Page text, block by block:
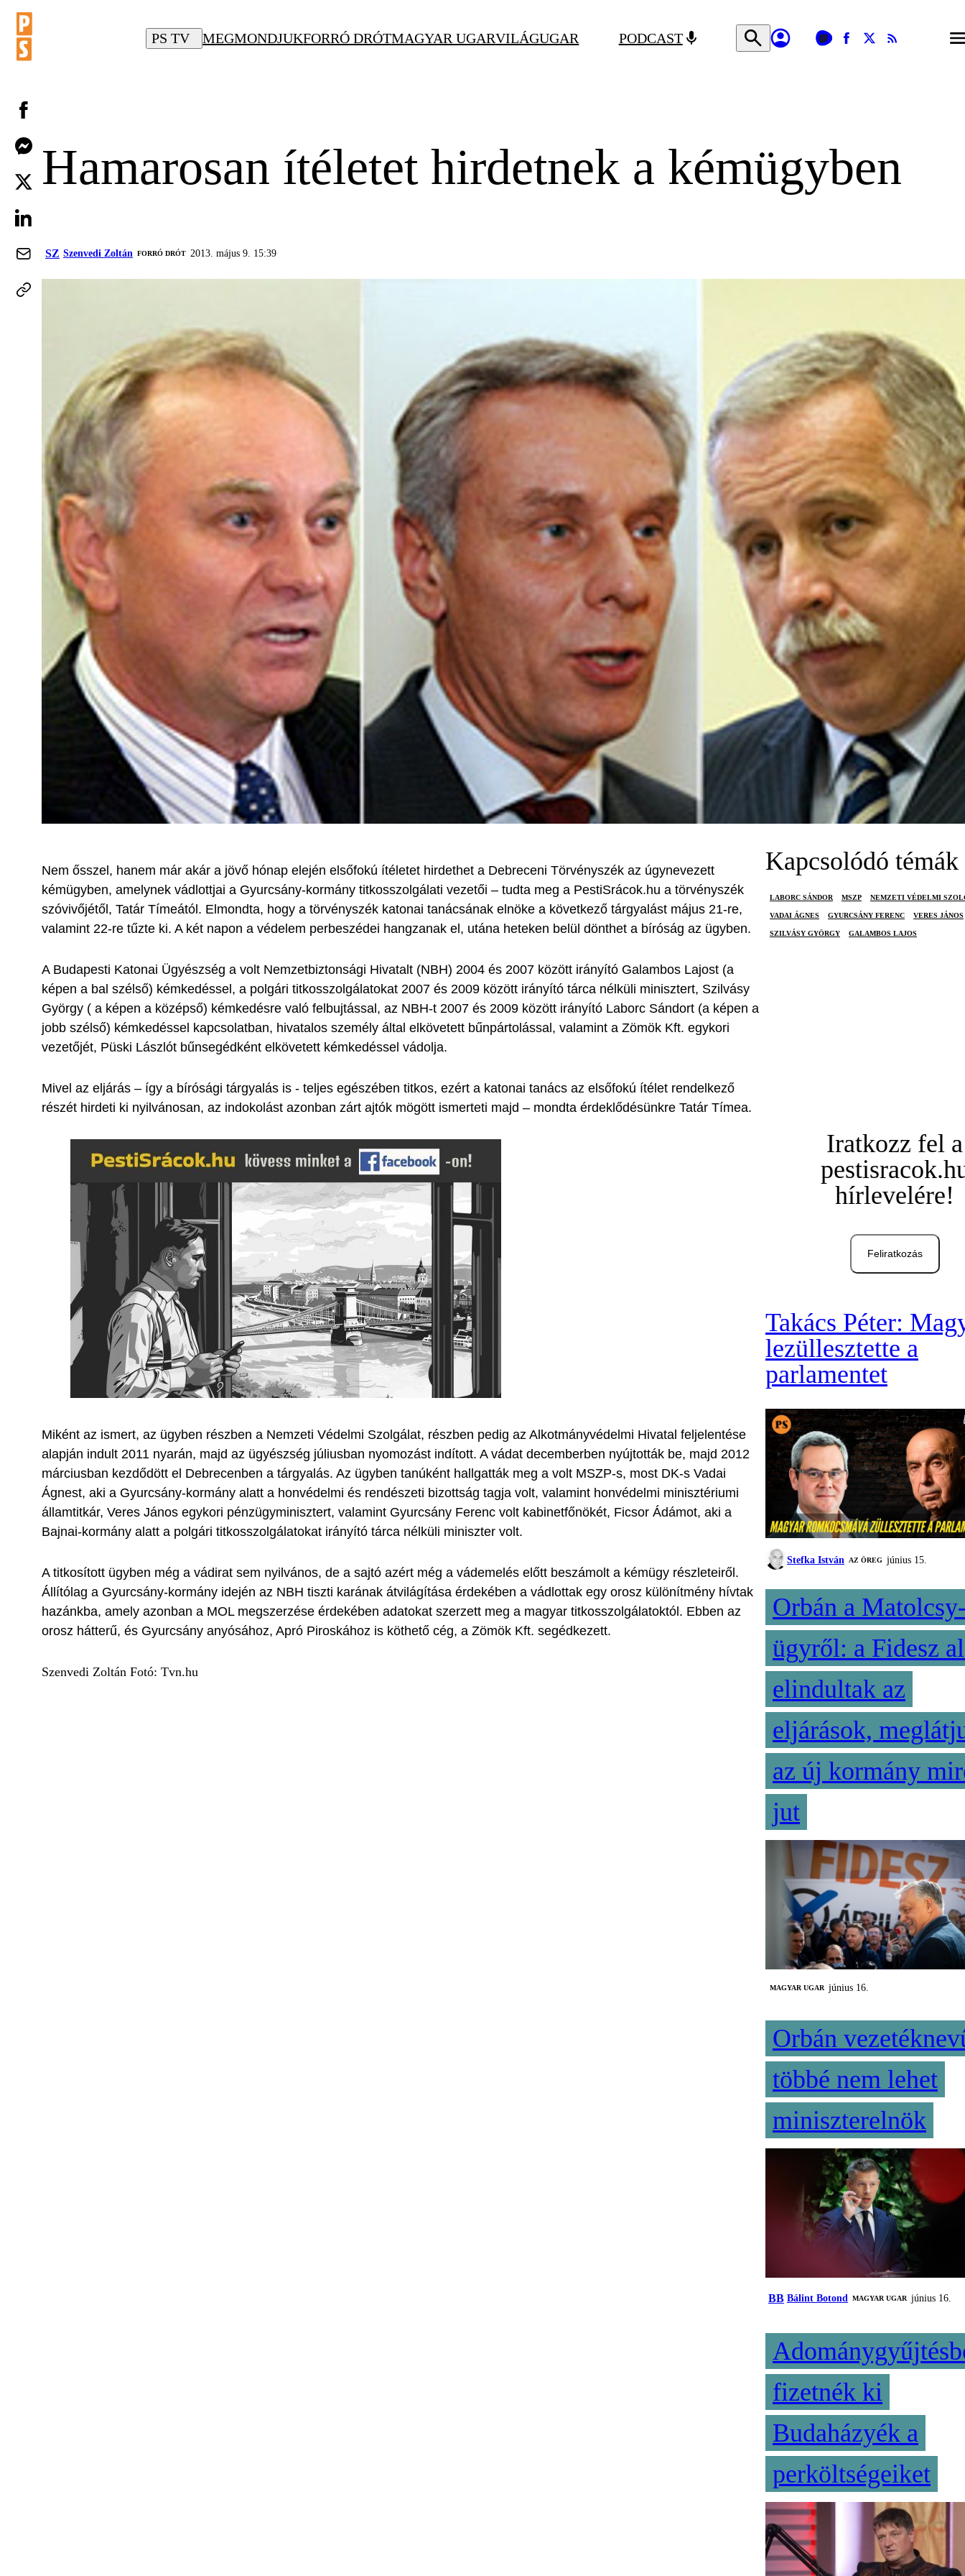
PS TV MEGMONDJUKFORRÓ DRÓTMAGYAR UGARVILÁGUGAR PODCAST
Hamarosan ítéletet hirdetnek a kémügyben
SZ Szenvedi Zoltán FORRÓ DRÓT 2013. május 9. 15:39
Nem ősszel, hanem már akár a jövő hónap elején elsőfokú ítéletet hirdethet a Debreceni Törvényszék az úgynevezett
kémügyben, amelynek vádlottjai a Gyurcsány-kormány titkosszolgálati vezetői – tudta meg a PestiSrácok.hu a törvényszék
szóvivőjétől, Tatár Tímeától. Elmondta, hogy a törvényszék katonai tanácsának elnöke a következő tárgyalást május 21-re,
valamint 22-re tűzte ki. A két napon a védelem perbeszédei hangzanak el, utána heteken belül dönthet a bíróság az ügyben.
A Budapesti Katonai Ügyészség a volt Nemzetbiztonsági Hivatalt (NBH) 2004 és 2007 között irányító Galambos Lajost (a
képen a bal szélső) kémkedéssel, a polgári titkosszolgálatokat 2007 és 2009 között irányító tárca nélküli minisztert, Szilvásy
György ( a képen a középső) kémkedésre való felbujtással, az NBH-t 2007 és 2009 között irányító Laborc Sándort (a képen a
jobb szélső) kémkedéssel kapcsolatban, hivatalos személy által elkövetett bűnpártolással, valamint a Zömök Kft. egykori
vezetőjét, Püski Lászlót bűnsegédként elkövetett kémkedéssel vádolja.
Mivel az eljárás – így a bírósági tárgyalás is - teljes egészében titkos, ezért a katonai tanács az elsőfokú ítélet rendelkező
részét hirdeti ki nyilvánosan, az indokolást azonban zárt ajtók mögött ismerteti majd – mondta érdeklődésünkre Tatár Tímea.
Miként az ismert, az ügyben részben a Nemzeti Védelmi Szolgálat, részben pedig az Alkotmányvédelmi Hivatal feljelentése
alapján indult 2011 nyarán, majd az ügyészség júliusban nyomozást indított. A vádat decemberben nyújtották be, majd 2012
márciusban kezdődött el Debrecenben a tárgyalás. Az ügyben tanúként hallgatták meg a volt MSZP-s, most DK-s Vadai
Ágnest, aki a Gyurcsány-kormány alatt a honvédelmi és rendészeti bizottság tagja volt, valamint honvédelmi minisztériumi
államtitkár, Veres János egykori pénzügyminisztert, valamint Gyurcsány Ferenc volt kabinetfőnökét, Ficsor Ádámot, aki a
Bajnai-kormány alatt a polgári titkosszolgálatokat irányító tárca nélküli miniszter volt.
A titkosított ügyben még a vádirat sem nyilvános, de a sajtó azért még a vádemelés előtt beszámolt a kémügy részleteiről.
Állítólag a Gyurcsány-kormány idején az NBH tiszti karának átvilágítása érdekében a vádlottak egy orosz különítmény hívtak
hazánkba, amely azonban a MOL megszerzése érdekében adatokat szerzett meg a magyar titkosszolgálatoktól. Ebben az
orosz hátterű, és Gyurcsány anyósához, Apró Piroskához is köthető cég, a Zömök Kft. segédkezett.
Szenvedi Zoltán Fotó: Tvn.hu
Kapcsolódó témák
LABORC SÁNDOR MSZP NEMZETI VÉDELMI
VADAI ÁGNES GYURCSÁNY FERENC VERES JÁNOS
SZILVÁSY GYÖRGY GALAMBOS LAJOS
Iratkozz fel a
hírlevelére!
Feliratkozás
Takács Péter:
lezüllesztette a
parlamentet
Stefka István AZ ÖREG június 15.
Orbán a
ügyről: a Fidesz
elindultak az
eljárások,
az új kormány
jut
MAGYAR UGAR június 16.
Orbán
többé nem lehet
miniszterelnök
BB Bálint Botond MAGYAR UGAR június 16.
fizetnék ki
Budaházyék a
perköltségeiket